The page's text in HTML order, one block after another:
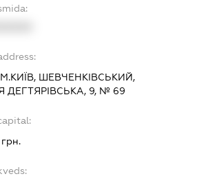
ШЕВЧЕНКІВСЬКИЙ,
ДЕГТЯРІВСЬКА, 9, № 69